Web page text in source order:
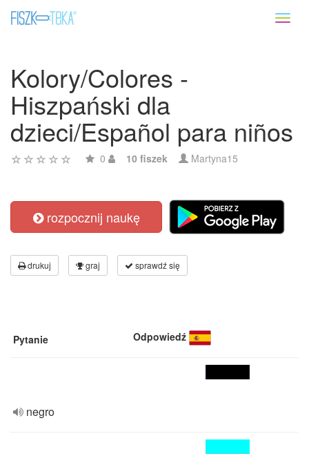
Kolory/Colores -
Hiszpański dla
dzieci/Español para niños
0 10 fiszek Martyna15
rozpocznij naukę
drukuj graj sprawdź się
Pytanie Odpowiedź
negro